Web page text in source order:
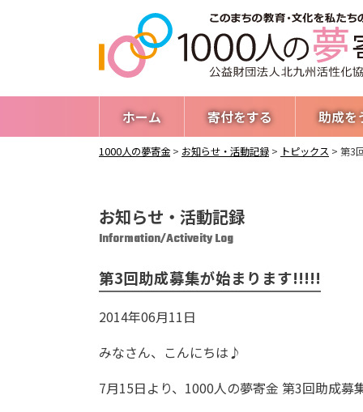
ホーム 寄付をする 助成を
1000人の夢寄金 > お知らせ・活動記録 > トピックス > 第3
お知らせ・活動記録
Information/Activeity Log
第3回助成募集が始まります!!!!!
2014年06月11日
みなさん、こんにちは♪
7月15日より、1000人の夢寄金 第3回助成募